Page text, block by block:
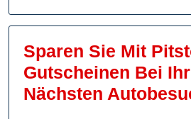
Ihr
Sparen Sie Mit
Gutscheinen Bei
Nächsten